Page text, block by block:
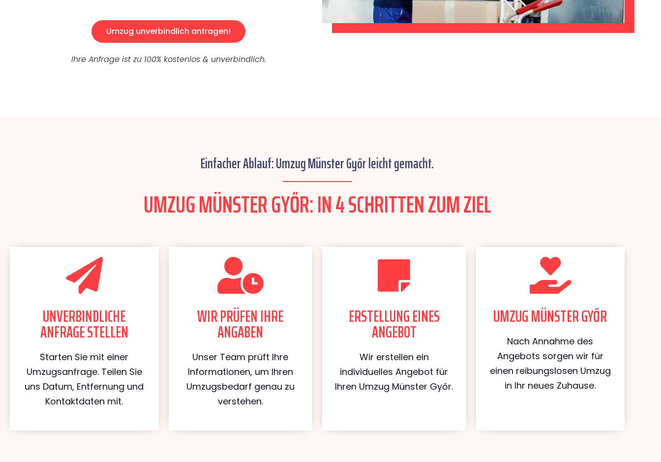
Umzug unverbindlich anfragen!
Ihre Anfrage ist zu 100% kostenlos & unverbindlich.
Einfacher Ablauf: Umzug Münster Győr leicht gemacht.
UMZUG MÜNSTER GYŐR: IN 4 SCHRITTEN ZUM ZIEL
UNVERBINDLICHE
ANFRAGE STELLEN
Starten Sie mit einer
Umzugsanfrage. Teilen Sie
uns Datum, Entfernung und
Kontaktdaten mit.
WIR PRÜFEN IHRE
ANGABEN
Unser Team prüft Ihre
Informationen, um Ihren
Umzugsbedarf genau zu
verstehen.
ERSTELLUNG EINES
ANGEBOT
Wir erstellen ein
individuelles Angebot für
Ihren Umzug Münster Győr.
UMZUG MÜNSTER GYŐR
Nach Annahme des
Angebots sorgen wir für
einen reibungslosen Umzug
in Ihr neues Zuhause.